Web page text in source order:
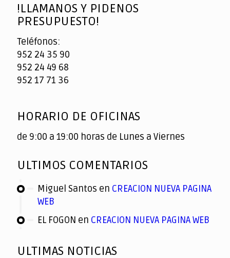
!LLAMANOS Y PIDENOS
PRESUPUESTO!
Teléfonos:
952 24 35 90
952 24 49 68
952 17 71 36
HORARIO DE OFICINAS
de 9:00 a 19:00 horas de Lunes a Viernes
ULTIMOS COMENTARIOS
Miguel Santos en CREACION NUEVA PAGINA
WEB
EL FOGON en CREACION NUEVA PAGINA WEB
ULTIMAS NOTICIAS